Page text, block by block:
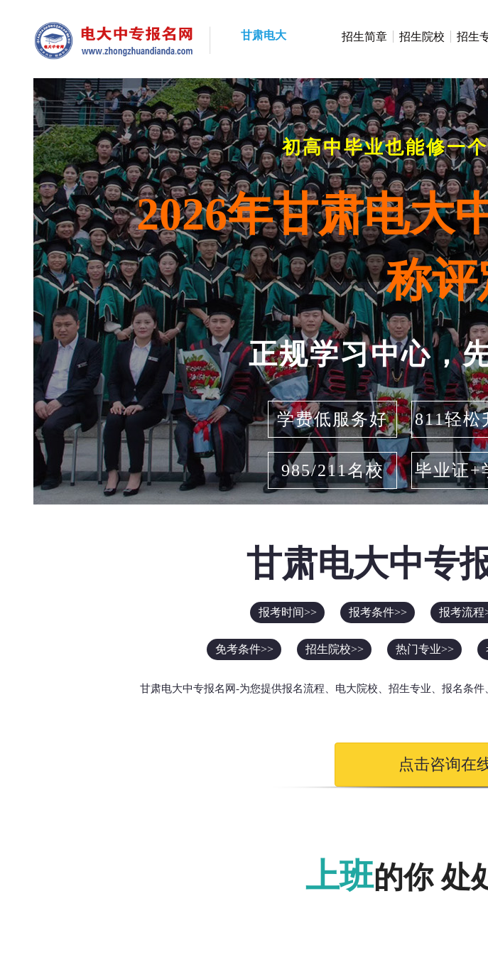
甘肃电大 招生简章 招生院校 招生
初高中毕业也能修一
2026年甘肃电大
称
正规学习中心，
学费低服务好 811轻松
985/211名校 毕业证+
甘肃电大中专
报考时间>> 报考条件>> 报考流程
免考条件>> 招生院校>> 热门专业>>
甘肃电大中专报名网-为您提供报名流程、电大院校、招生专业、报名条
点击咨询在
上班的你 处